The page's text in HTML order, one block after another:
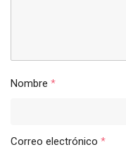
Nombre *
Correo electrónico *